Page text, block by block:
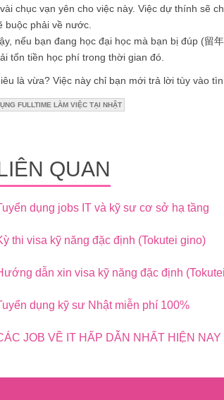
chục vạn yên cho việc này. Việc dự thính sẽ
phải về nước.
nếu bạn đang học đại học mà bạn bị đúp (留
tốn tiền học phí trong thời gian đó.
là vừa? Việc này chỉ bạn mới trả lời tùy vào
FULLTIME LÀM VIỆC TẠI NHẬT
QUAN
dụng jobs IT và kỹ sư cơ sở hạ tầng
thi visa kỹ năng đặc định (Tokutei gino)
dẫn xin visa kỹ năng đặc định
dụng kỹ sư Nhật miễn phí 100%
JOB VỀ IT HẤP DẪN NHẤT HIỆN